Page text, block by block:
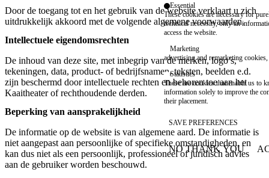
Door de toegang tot en het gebruik van de website verklaart u zich
uitdrukkelijk akkoord met de volgende algemene voorwaarden.
Intellectuele eigendomsrechten
De inhoud van deze site, met inbegrip van de merken, logo’s,
tekeningen, data, product- of bedrijfsnamen, teksten, beelden e.d.
zijn beschermd door intellectuele rechten en behoren toe aan het
Kaaitheater of rechthoudende derden.
Beperking van aansprakelijkheid
De informatie op de website is van algemene aard. De informatie is
niet aangepast aan persoonlijke of specifieke omstandigheden, en
kan dus niet als een persoonlijk, professioneel of juridisch advies
aan de gebruiker worden beschouwd.
Essential
These cookies are necessary for
technical necessity, only an
access the website.
Marketing
advertising and remarketing cookies,
Statistics
These are cookies that enable us to
information solely to improve the
their placement.
SAVE PREFERENCES
NO THANK YOU
WITHDRAW